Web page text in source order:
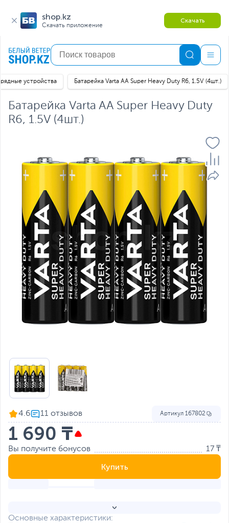
shop.kz
Скачать приложение
Скачать
устройства Батарейка Varta AA Super Heavy Duty R6, 1.5V (4шт.)
Батарейка Varta AA Super Heavy Duty
R6, 1.5V (4шт.)
Основные характеристики:
4.6 Артикул 167802
1 690 ₸
Вы получите бонусов 17 ₸
Купить